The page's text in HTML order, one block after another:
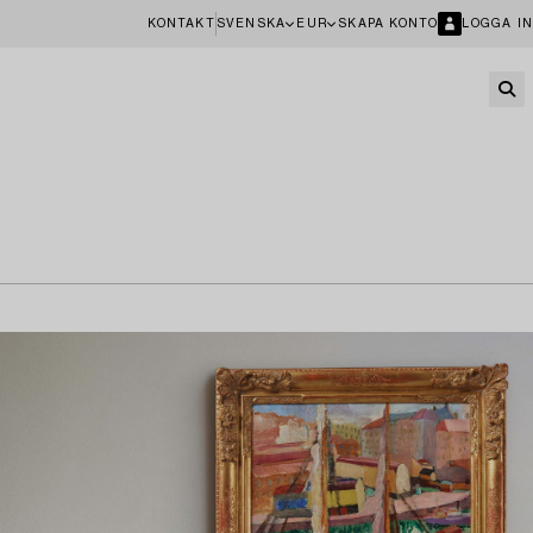
KONTAKT SVENSKA EUR SKAPA KONTO LOGGA IN